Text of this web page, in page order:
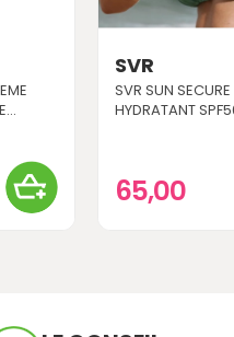
SVR
SVR SUN
HYDRATANT
65,00